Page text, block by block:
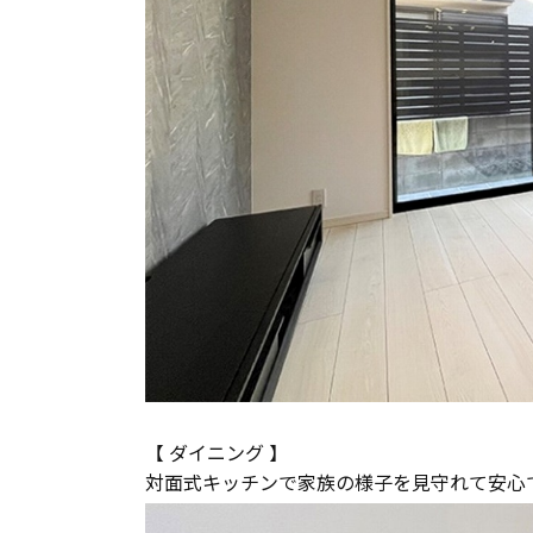
長期優良住宅
ZEH
ラインナップ
【 ダイニング 】
対面式キッチンで家族の様子を見守れて安心